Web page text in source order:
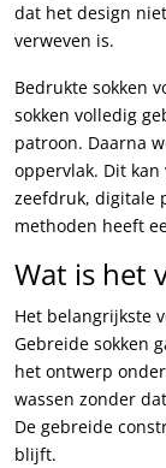
dat het design
verweven is.
Bedrukte sokken
sokken volledig
patroon. Daarna
oppervlak. Dit
zeefdruk, digitale
methoden heeft
Wat is het
Het belangrijkste
Gebreide sokken
het ontwerp
wassen zonder
De gebreide
blijft.